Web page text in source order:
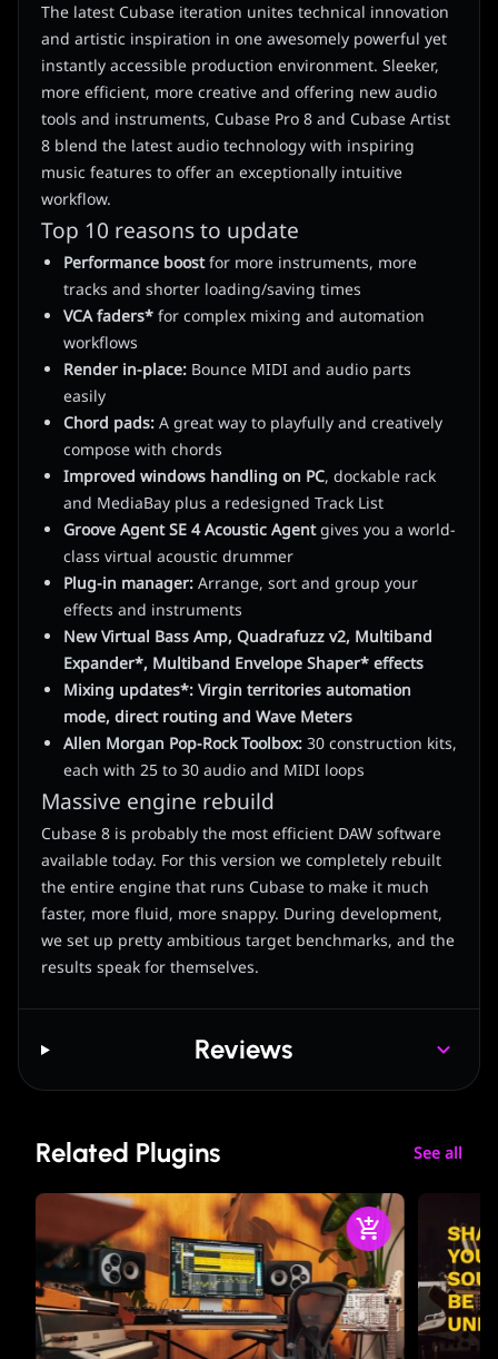
The latest Cubase iteration unites technical innovation
and artistic inspiration in one awesomely powerful yet
instantly accessible production environment. Sleeker,
more efficient, more creative and offering new audio
tools and instruments, Cubase Pro 8 and Cubase Artist
8 blend the latest audio technology with inspiring
music features to offer an exceptionally intuitive
workflow.
Top 10 reasons to update
Performance boostfor more instruments, more
tracks and shorter loading/saving times
VCA faders*for complex mixing and automation
workflows
Render in-place: Bounce MIDI and audio parts
easily
Chord pads:A great way to playfully and creatively
compose with chords
Improved windows handling on PC, dockable rack
and MediaBay plus a redesigned Track List
Groove Agent SE 4 Acoustic Agentgives you a world-
class virtual acoustic drummer
Plug-in manager:Arrange, sort and group your
effects and instruments
New Virtual Bass Amp, Quadrafuzz v2, Multiband
Expander*, Multiband Envelope Shaper* effects
Mixing updates*: Virgin territories automation
mode, direct routing and Wave Meters
Allen Morgan Pop-Rock Toolbox:30 construction kits,
each with 25 to 30 audio and MIDI loops
Massive engine rebuild
Cubase 8 is probably the most efficient DAW software
available today. For this version we completely rebuilt
the entire engine that runs Cubase to make it much
faster, more fluid, more snappy. During development,
we set up pretty ambitious target benchmarks, and the
results speak for themselves.
Reviews
Related Plugins See all